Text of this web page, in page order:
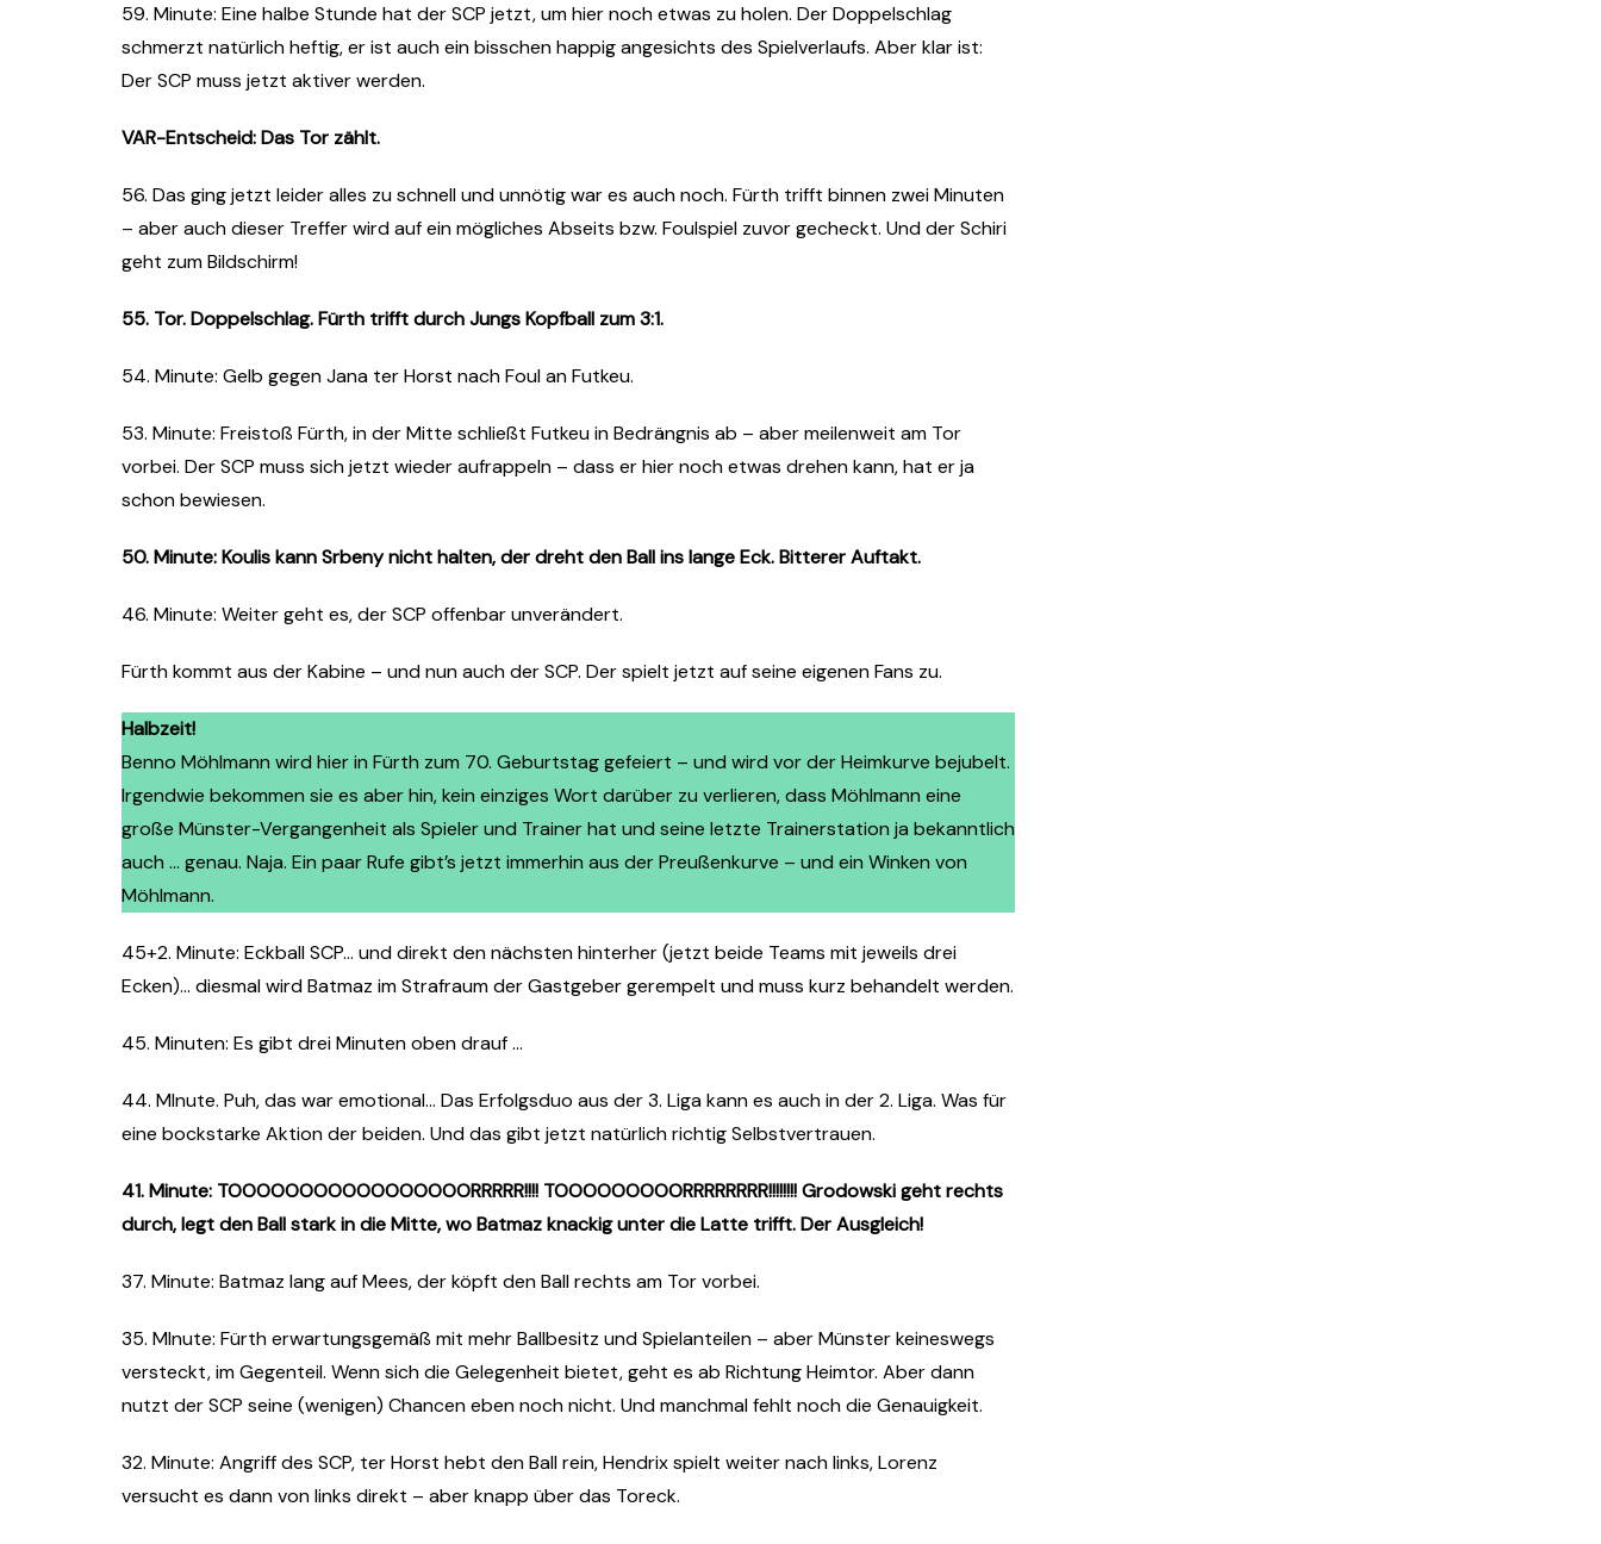
59. Minute: Eine halbe Stunde hat der SCP jetzt, um hier noch etwas zu holen. Der Doppelschlag
schmerzt natürlich heftig, er ist auch ein bisschen happig angesichts des Spielverlaufs. Aber klar ist:
Der SCP muss jetzt aktiver werden.
VAR-Entscheid: Das Tor zählt.
56. Das ging jetzt leider alles zu schnell und unnötig war es auch noch. Fürth trifft binnen zwei Minuten
– aber auch dieser Treffer wird auf ein mögliches Abseits bzw. Foulspiel zuvor gecheckt. Und der Schiri
geht zum Bildschirm!
55. Tor. Doppelschlag. Fürth trifft durch Jungs Kopfball zum 3:1.
54. Minute: Gelb gegen Jana ter Horst nach Foul an Futkeu.
53. Minute: Freistoß Fürth, in der Mitte schließt Futkeu in Bedrängnis ab – aber meilenweit am Tor
vorbei. Der SCP muss sich jetzt wieder aufrappeln – dass er hier noch etwas drehen kann, hat er ja
schon bewiesen.
50. Minute: Koulis kann Srbeny nicht halten, der dreht den Ball ins lange Eck. Bitterer Auftakt.
46. Minute: Weiter geht es, der SCP offenbar unverändert.
Fürth kommt aus der Kabine – und nun auch der SCP. Der spielt jetzt auf seine eigenen Fans zu.
Halbzeit!
Benno Möhlmann wird hier in Fürth zum 70. Geburtstag gefeiert – und wird vor der Heimkurve bejubelt.
Irgendwie bekommen sie es aber hin, kein einziges Wort darüber zu verlieren, dass Möhlmann eine
große Münster-Vergangenheit als Spieler und Trainer hat und seine letzte Trainerstation ja bekanntlich
auch … genau. Naja. Ein paar Rufe gibt’s jetzt immerhin aus der Preußenkurve – und ein Winken von
Möhlmann.
45+2. Minute: Eckball SCP… und direkt den nächsten hinterher (jetzt beide Teams mit jeweils drei
Ecken)… diesmal wird Batmaz im Strafraum der Gastgeber gerempelt und muss kurz behandelt werden.
45. Minuten: Es gibt drei Minuten oben drauf …
44. MInute. Puh, das war emotional… Das Erfolgsduo aus der 3. Liga kann es auch in der 2. Liga. Was für
eine bockstarke Aktion der beiden. Und das gibt jetzt natürlich richtig Selbstvertrauen.
41. Minute: TOOOOOOOOOOOOOOOOORRRRR!!!! TOOOOOOOOORRRRRRRR!!!!!!!!Grodowski geht rechts
durch, legt den Ball stark in die Mitte, wo Batmaz knackig unter die Latte trifft. Der Ausgleich!
37. Minute: Batmaz lang auf Mees, der köpft den Ball rechts am Tor vorbei.
35. MInute: Fürth erwartungsgemäß mit mehr Ballbesitz und Spielanteilen – aber Münster keineswegs
versteckt, im Gegenteil. Wenn sich die Gelegenheit bietet, geht es ab Richtung Heimtor. Aber dann
nutzt der SCP seine (wenigen) Chancen eben noch nicht. Und manchmal fehlt noch die Genauigkeit.
32. Minute: Angriff des SCP, ter Horst hebt den Ball rein, Hendrix spielt weiter nach links, Lorenz
versucht es dann von links direkt – aber knapp über das Toreck.